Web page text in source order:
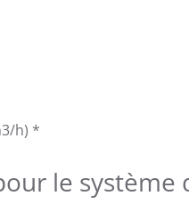
h) *
le système